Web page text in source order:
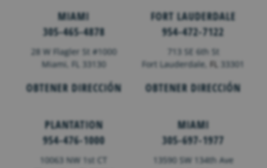
MIAMI
305-465-4878
28 W Flagler St #1000
Miami, FL 33130
OBTENER DIRECCIÓN
FORT LAUDERDALE
954-472-7122
713 SE 6th St
Fort Lauderdale,FL 33301
OBTENER DIRECCIÓN
PLANTATION
954-476-1000
10063 NW 1st CT
MIAMI
305-697-1977
13590 SW 134th Ave